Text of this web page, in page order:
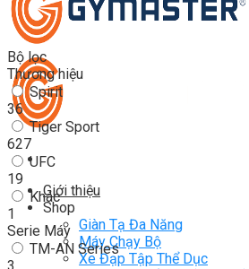
Giới thiệu
Shop
Giàn Tạ Đa Năng
Máy Chạy Bộ
Xe Đạp Tập Thể Dục
Bộ lọc
Thương hiệu
Spirit
36
Tiger Sport
627
UFC
19
Khác
1
Serie Máy
TM-AN Series